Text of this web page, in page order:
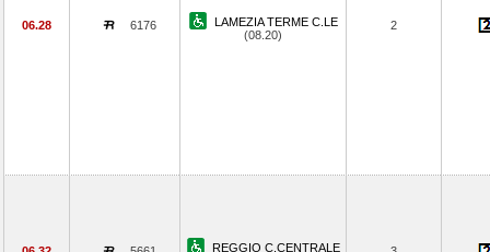
06.28 6176
LAMEZIA TERME C.LE
(08.20)
2
REGGIO C.CENTRALE